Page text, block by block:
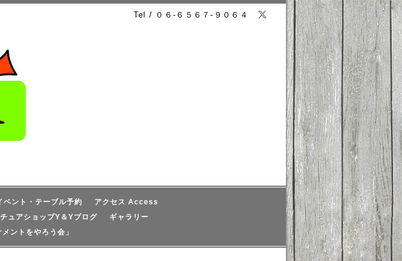
Tel / ０６-６５６７-９０６４
ベント・テーブル予約
アクセス Access
チュアショップY＆Yブログ
ギャラリー
ントをやろう会」